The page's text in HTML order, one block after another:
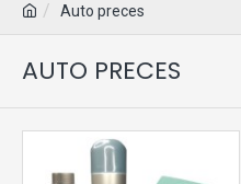
Auto preces
AUTO PRECES